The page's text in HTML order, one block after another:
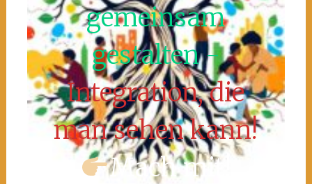
gemeinsam
gestalten -
Integration, die
man sehen kann!
Mach mit!